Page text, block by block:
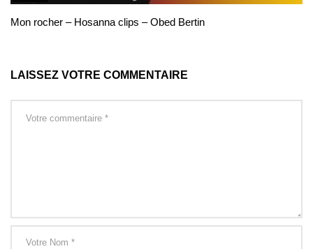
Mon rocher – Hosanna clips – Obed Bertin
LAISSEZ VOTRE COMMENTAIRE